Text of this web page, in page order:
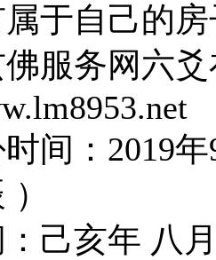
于自己的
佛服务网
间：2019
己亥年 八